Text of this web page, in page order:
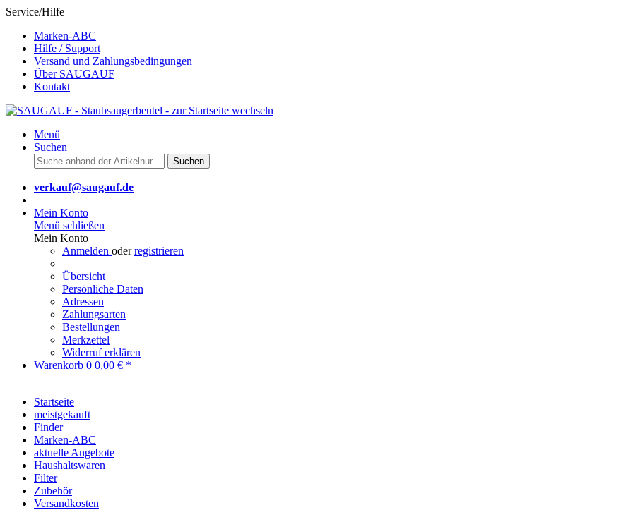
Service/Hilfe
Marken-ABC
Hilfe / Support
Versand und Zahlungsbedingungen
Über SAUGAUF
Kontakt
Menü
Suchen
Suchen
verkauf@saugauf.de
Mein Konto
Menü schließen
Mein Konto
Anmelden oderregistrieren
Übersicht
Persönliche Daten
Adressen
Zahlungsarten
Bestellungen
Merkzettel
Widerruf erklären
Warenkorb 0 0,00 € *
Startseite
meistgekauft
Finder
Marken-ABC
aktuelle Angebote
Haushaltswaren
Filter
Zubehör
Versandkosten